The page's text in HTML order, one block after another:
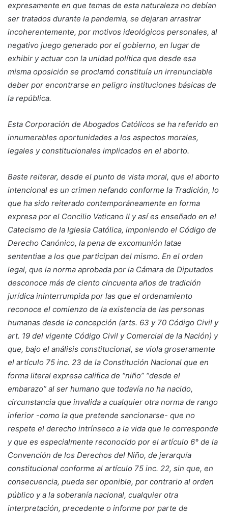
expresamente en que temas de esta naturaleza no debían
ser tratados durante la pandemia, se dejaran arrastrar
incoherentemente, por motivos ideológicos personales, al
negativo juego generado por el gobierno, en lugar de
exhibir y actuar con la unidad política que desde esa
misma oposición se proclamó constituía un irrenunciable
deber por encontrarse en peligro instituciones básicas de
la república.
Esta Corporación de Abogados Católicos se ha referido en
innumerables oportunidades a los aspectos morales,
legales y constitucionales implicados en el aborto.
Baste reiterar, desde el punto de vista moral, que el aborto
intencional es un crimen nefando conforme la Tradición, lo
que ha sido reiterado contemporáneamente en forma
expresa por el Concilio Vaticano II y así es enseñado en el
Catecismo de la Iglesia Católica, imponiendo el Código de
Derecho Canónico, la pena de excomunión latae
sententiae a los que participan del mismo. En el orden
legal, que la norma aprobada por la Cámara de Diputados
desconoce más de ciento cincuenta años de tradición
jurídica ininterrumpida por las que el ordenamiento
reconoce el comienzo de la existencia de las personas
humanas desde la concepción (arts. 63 y 70 Código Civil y
art. 19 del vigente Código Civil y Comercial de la Nación) y
que, bajo el análisis constitucional, se viola groseramente
el artículo 75 inc. 23 de la Constitución Nacional que en
forma literal expresa califica de “niño” “desde el
embarazo” al ser humano que todavía no ha nacido,
circunstancia que invalida a cualquier otra norma de rango
inferior -como la que pretende sancionarse- que no
respete el derecho intrínseco a la vida que le corresponde
y que es especialmente reconocido por el artículo 6° de la
Convención de los Derechos del Niño, de jerarquía
constitucional conforme al artículo 75 inc. 22, sin que, en
consecuencia, pueda ser oponible, por contrario al orden
público y a la soberanía nacional, cualquier otra
interpretación, precedente o informe por parte de